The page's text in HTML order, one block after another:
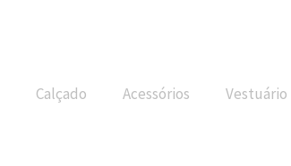
Calçado Acessórios Vestuário